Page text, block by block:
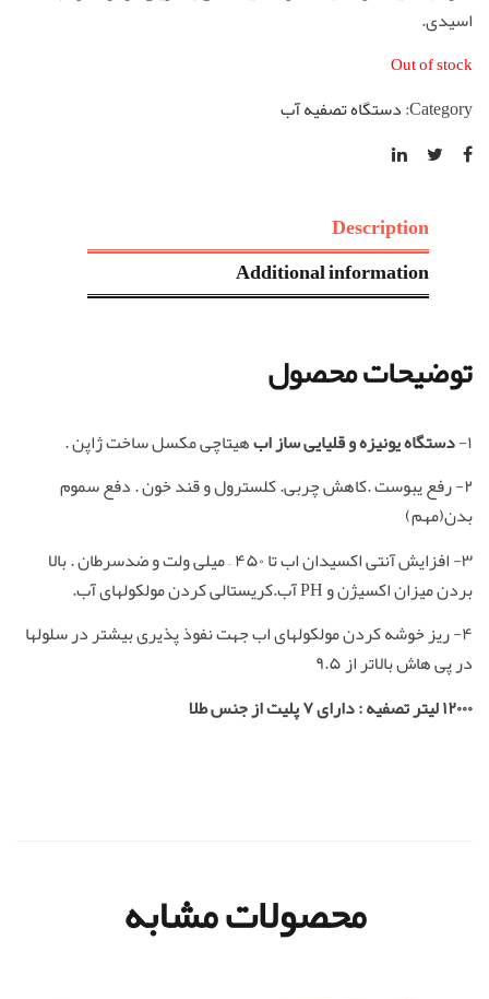
اسیدی.
Out of stock
Category: دستگاه تصفیه آب
Description
Additional information
توضیحات محصول
۱- دستگاه یونیزه و قلیایی ساز ابهیتاچی مکسل ساخت ژاپن .
۲- رفع یبوست .کاهش چربی. کلسترول و قند خون . دفع سموم
بدن(مهم)
۳- افزایش آنتی اکسیدان اب تا ۴۵۰ – میلی ولت و ضدسرطان . بالا
بردن میزان اکسیژن و PH آب.کریستالی کردن مولکولهای آب.
۴- ریز خوشه کردن مولکولهای اب جهت نفوذ پذیری بیشتر در سلولها
در پی هاش بالاتر از ۹.۵
۱۲۰۰۰ لیتر تصفیه : دارای ۷ پلیت از جنس طلا
محصولات مشابه